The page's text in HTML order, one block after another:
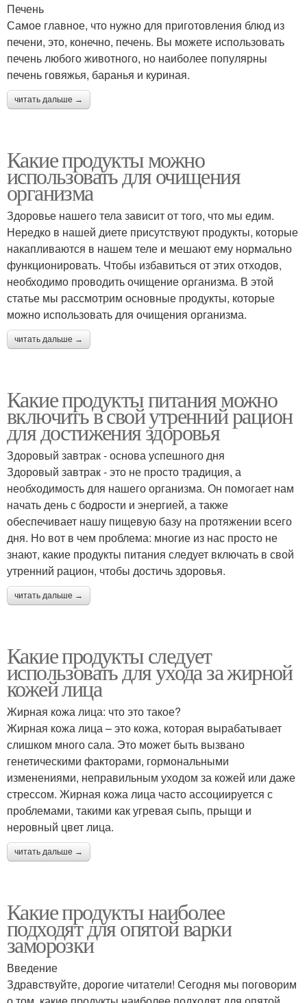
Печень
Самое главное, что нужно для приготовления блюд из
печени, это, конечно, печень. Вы можете использовать
печень любого животного, но наиболее популярны
печень говяжья, баранья и куриная.
читать дальше →
Какие продукты можно
использовать для очищения
организма
Здоровье нашего тела зависит от того, что мы едим.
Нередко в нашей диете присутствуют продукты, которые
накапливаются в нашем теле и мешают ему нормально
функционировать. Чтобы избавиться от этих отходов,
необходимо проводить очищение организма. В этой
статье мы рассмотрим основные продукты, которые
можно использовать для очищения организма.
читать дальше →
Какие продукты питания можно
включить в свой утренний рацион
для достижения здоровья
Здоровый завтрак - основа успешного дня
Здоровый завтрак - это не просто традиция, а
необходимость для нашего организма. Он помогает нам
начать день с бодрости и энергией, а также
обеспечивает нашу пищевую базу на протяжении всего
дня. Но вот в чем проблема: многие из нас просто не
знают, какие продукты питания следует включать в свой
утренний рацион, чтобы достичь здоровья.
читать дальше →
Какие продукты следует
использовать для ухода за жирной
кожей лица
Жирная кожа лица: что это такое?
Жирная кожа лица – это кожа, которая вырабатывает
слишком много сала. Это может быть вызвано
генетическими факторами, гормональными
изменениями, неправильным уходом за кожей или даже
стрессом. Жирная кожа лица часто ассоциируется с
проблемами, такими как угревая сыпь, прыщи и
неровный цвет лица.
читать дальше →
Какие продукты наиболее
подходят для опятой варки
заморозки
Введение
Здравствуйте, дорогие читатели! Сегодня мы поговорим